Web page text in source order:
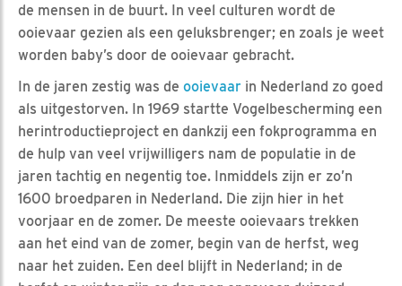
de mensen in de buurt. In veel culturen wordt de
ooievaar gezien als een geluksbrenger; en zoals je weet
worden baby’s door de ooievaar gebracht.
In de jaren zestig was de ooievaar in Nederland zo goed
als uitgestorven. In 1969 startte Vogelbescherming een
herintroductieproject en dankzij een fokprogramma en
de hulp van veel vrijwilligers nam de populatie in de
jaren tachtig en negentig toe. Inmiddels zijn er zo’n
1600 broedparen in Nederland. Die zijn hier in het
voorjaar en de zomer. De meeste ooievaars trekken
aan het eind van de zomer, begin van de herfst, weg
naar het zuiden. Een deel blijft in Nederland; in de